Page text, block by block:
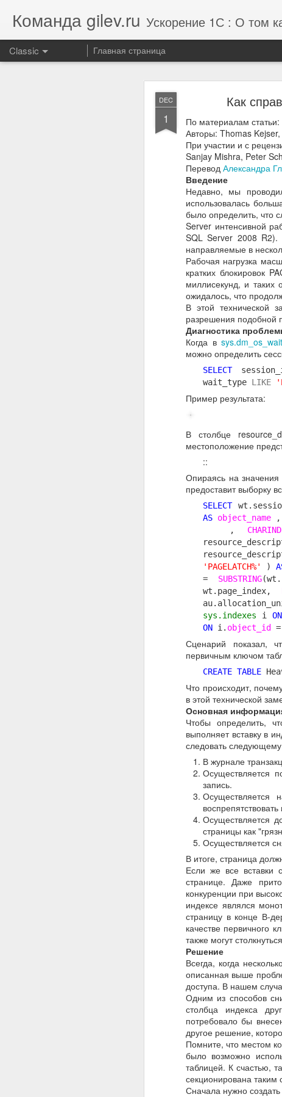
DEC
1
Как
По материалам статьи:
Авторы: Thomas
При участии и с
Sanjay Mishra, Peter
Перевод Александра
Введение
Недавно, мы
использовалась
было определить, что
Server интенсивной
SQL Server 2008 R2).
направляемые в
Рабочая нагрузка
кратких блокировок
миллисекунд, и таких
ожидалось, что
В этой технической
разрешения подобной
Диагностика
Когда в
можно определить
SELECT
wait_type LIKE
Пример результата:
В столбце
местоположение
::
Опираясь на
предоставит выборку
SELECT
AS object_name ,
,
'PAGELATCH%'
)
= SUBSTRING
wt.page_index,
sys.indexes i ON
ON i. object_id
Сценарий показал,
первичным ключом
CREATE TABLE
Что происходит,
в этой технической
Основная
Чтобы определить,
выполняет вставку в
следовать
В журнале
Осуществляется
запись.
Осуществляется
Осуществляется
страницы как
Осуществляется
В итоге, страница
Если же все вставки
странице. Даже
конкуренции при
индексе являлся
страницу в конце В-
качестве первичного
также могут
Решение
Всегда, когда
описанная выше
доступа. В нашем
Одним из способов
столбца индекса
потребовало бы
другое решение,
Помните, что местом
было возможно
таблицей. К счастью,
секционирована таким
Сначала нужно
Команда gilev.ru Ускорение 1С : О том
Classic Главная страница
Отзыв от
Улучшили результат
Отзыв от концерна
производительности 1С.